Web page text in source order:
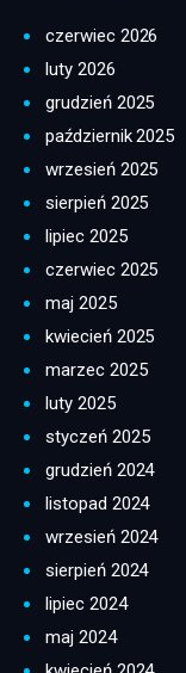
czerwiec 2026
luty 2026
grudzień 2025
październik 2025
wrzesień 2025
sierpień 2025
lipiec 2025
czerwiec 2025
maj 2025
kwiecień 2025
marzec 2025
luty 2025
styczeń 2025
grudzień 2024
listopad 2024
wrzesień 2024
sierpień 2024
lipiec 2024
maj 2024